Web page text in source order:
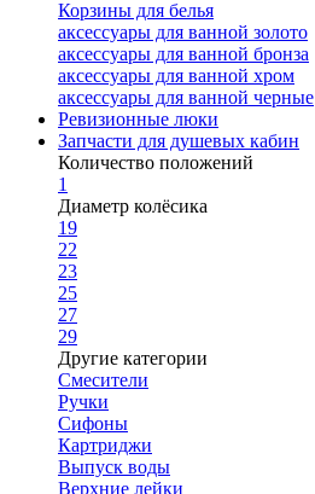
Корзины для белья
аксессуары для ванной золото
аксессуары для ванной бронза
аксессуары для ванной хром
аксессуары для ванной черные
Ревизионные люки
Запчасти для душевых кабин
Количество положений
1
Диаметр колёсика
19
22
23
25
27
29
Другие категории
Смесители
Ручки
Сифоны
Картриджи
Выпуск воды
Верхние лейки